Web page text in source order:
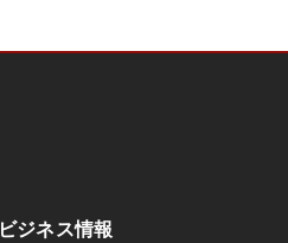
ビジネス情報